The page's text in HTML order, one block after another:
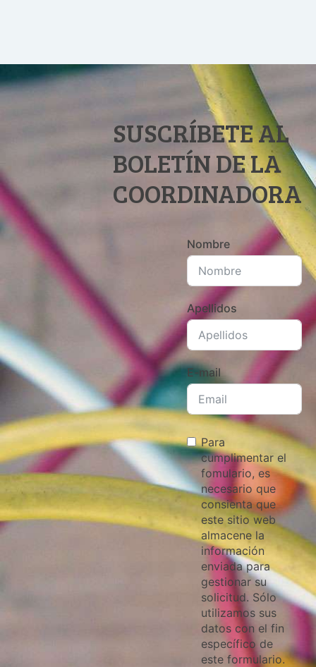
SUSCRÍBETE AL
BOLETÍN DE LA
COORDINADORA
Nombre
Apellidos
E-mail
Para
cumplimentar el
fomulario, es
necesario que
consienta que
este sitio web
almacene la
información
enviada para
gestionar su
solicitud. Sólo
utilizamos sus
datos con el fin
específico de
este formulario.